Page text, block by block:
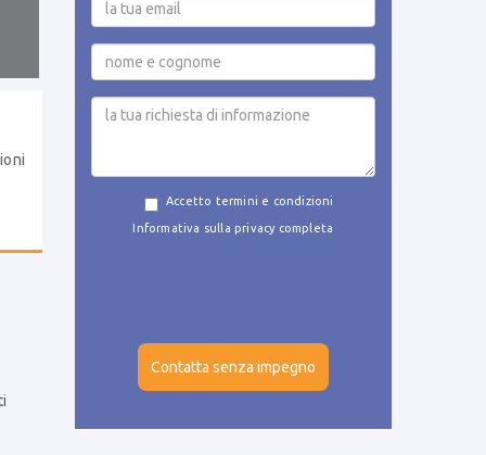
Accetto termini e condizioni
Informativa sulla privacy completa